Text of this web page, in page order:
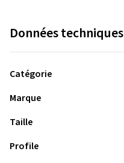
Données techniques
Catégorie
Marque
Taille
Profile